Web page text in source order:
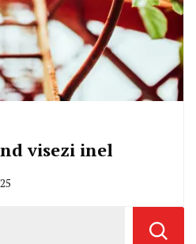
visezi inel